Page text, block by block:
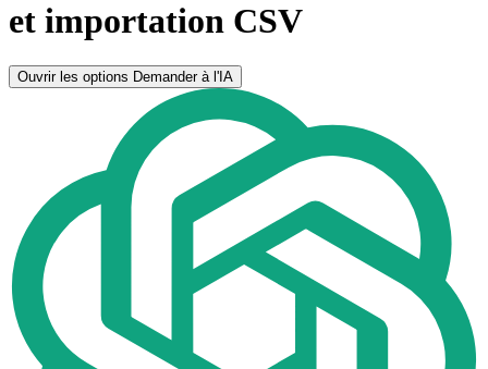
et importation CSV
Ouvrir les options Demander à l'IA